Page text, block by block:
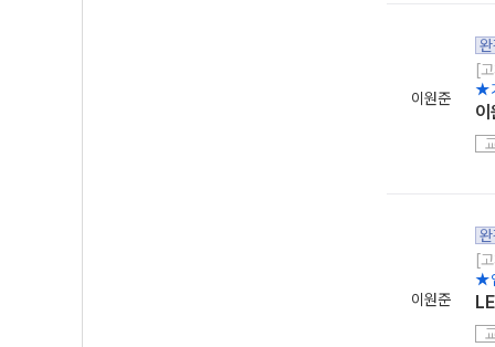
이원준
[
★
이원준
[
★